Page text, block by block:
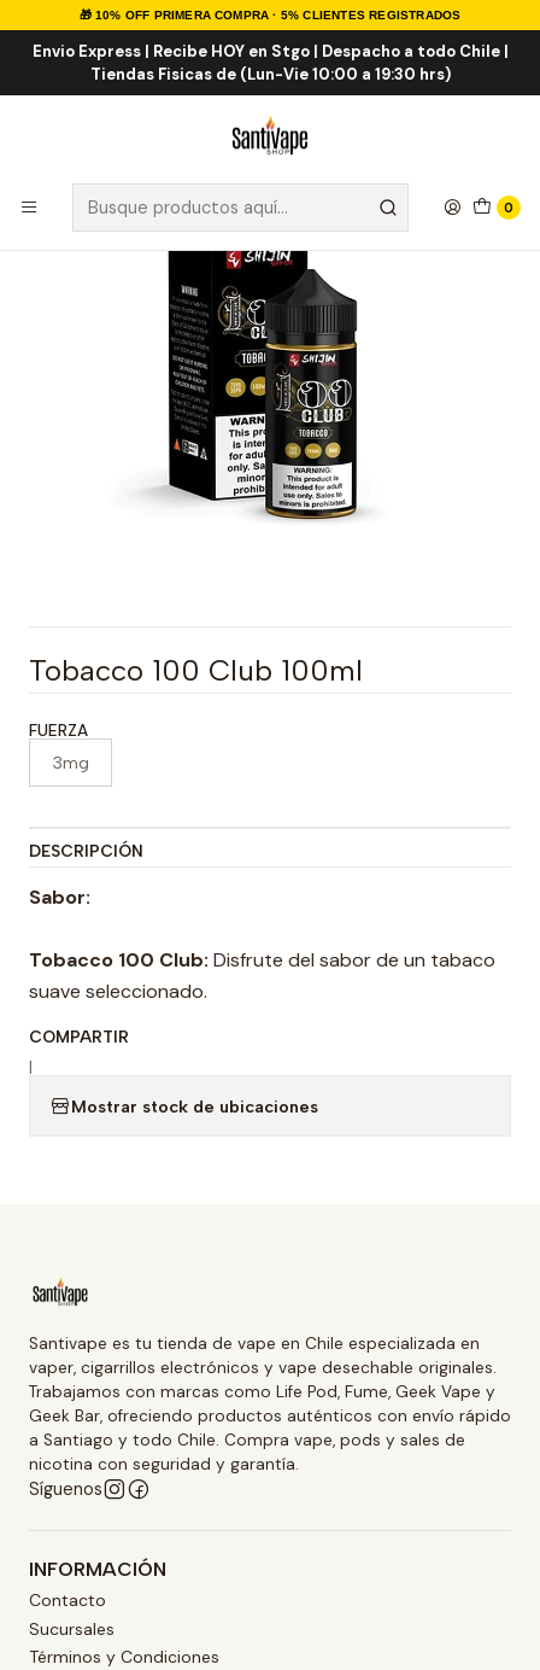
🎁 10% OFF PRIMERA COMPRA · 5% CLIENTES REGISTRADOS
Envio Express | Recibe HOY en Stgo | Despacho a todo Chile |
Tiendas Fisicas de (Lun-Vie 10:00 a 19:30 hrs)
0
Inicio E-LIQUID IMPORTADOS
E-liquid Importados 100ml
Tobacco 100 Club 100ml
Tobacco 100 Club 100ml
FUERZA
3mg
DESCRIPCIÓN
Sabor:
Tobacco 100 Club: Disfrute del sabor de un tabaco
suave seleccionado.
COMPARTIR
|
Mostrar stock de ubicaciones
Santivape es tu tienda de vape en Chile especializada en
vaper, cigarrillos electrónicos y vape desechable originales.
Trabajamos con marcas como Life Pod, Fume, Geek Vape y
Geek Bar, ofreciendo productos auténticos con envío rápido
a Santiago y todo Chile. Compra vape, pods y sales de
nicotina con seguridad y garantía.
Síguenos
INFORMACIÓN
Contacto
Sucursales
Términos y Condiciones